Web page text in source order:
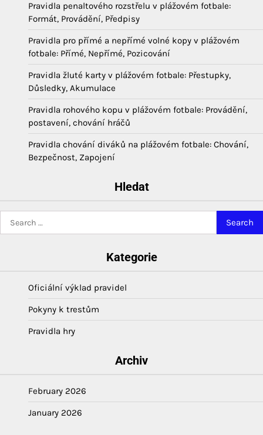
Pravidla penaltového rozstřelu v plážovém fotbale:
Formát, Provádění, Předpisy
Pravidla pro přímé a nepřímé volné kopy v plážovém
fotbale: Přímé, Nepřímé, Pozicování
Pravidla žluté karty v plážovém fotbale: Přestupky,
Důsledky, Akumulace
Pravidla rohového kopu v plážovém fotbale: Provádění,
postavení, chování hráčů
Pravidla chování diváků na plážovém fotbale: Chování,
Bezpečnost, Zapojení
Hledat
for:
Kategorie
Oficiální výklad pravidel
Pokyny k trestům
Pravidla hry
Archiv
February 2026
January 2026